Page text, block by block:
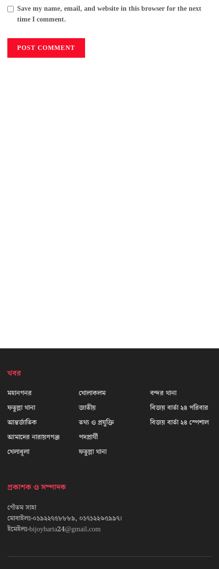
Save my name, email, and website in this browser for the next
time I comment.
খবর
মহানগনর
ফতুল্লা থানা
আন্তর্জাতিক
আমাদের নারায়ণগঞ্জ
খেলাধূলা
খোলাকলম
জাতীয়
তথ্য ও প্রযুক্তি
পদপ্রার্থী
ফতুল্লা থানা
বন্দর থানা
বিজয় বার্তা ২৪ পরিবার
বিজয় বার্তা ২৪ স্পেশাল
প্রকাশক ও সম্পাদক
গৌতম সাহা
মোবাইলঃ-০১৯২২৭৫৮৮৮৯, ০১৭১২২৬৫৯৯৭।
ইমেইলঃ-bijoybarta24@gmail.com